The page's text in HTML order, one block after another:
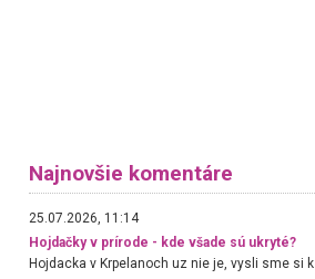
Najnovšie komentáre
25.07.2026, 11:14
Hojdačky v prírode - kde všade sú ukryté?